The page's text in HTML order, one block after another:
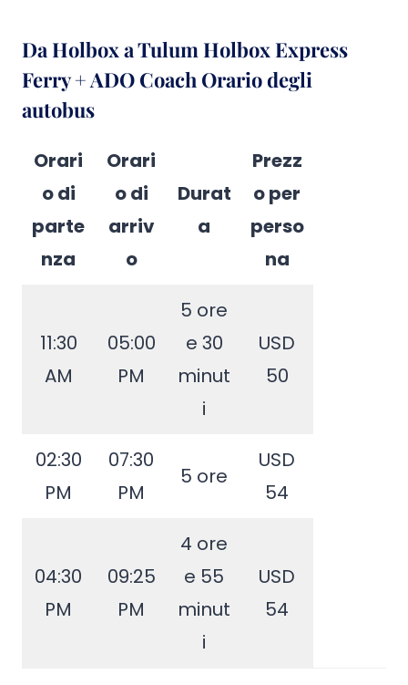
Da Holbox a Tulum Holbox Express
Ferry + ADO Coach Orario degli
autobus
Orari
o di
parte
nza
Orari
o di
arriv
o
Durat
a
Prezz
o per
perso
na
11:30
AM
05:00
PM
5 ore
e 30
minut
i
USD
50
02:30
PM
07:30
PM
5 ore
USD
54
04:30
PM
09:25
PM
4 ore
e 55
minut
i
USD
54